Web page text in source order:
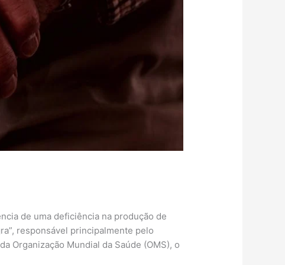
de uma deficiência na produção de
responsável principalmente pelo
Organização Mundial da Saúde (OMS), o